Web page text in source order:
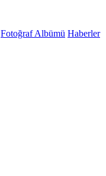
Fotoğraf Albümü Haberler